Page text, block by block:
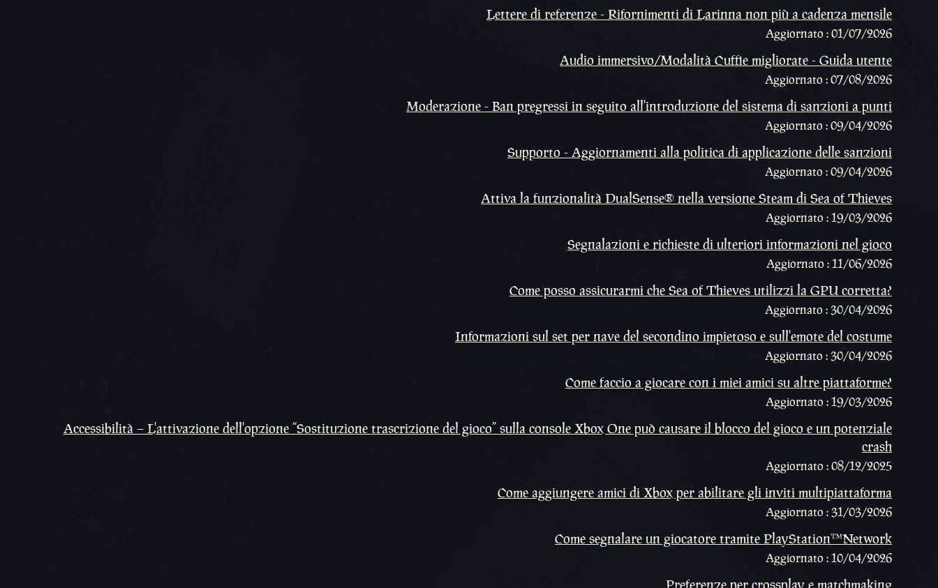
Lettere di referenze - Rifornimenti di Larinna non più a cadenza mensile
Aggiornato : 01/07/2026
Audio immersivo/Modalità Cuffie migliorate - Guida utente
Aggiornato : 07/08/2026
Moderazione - Ban pregressi in seguito all'introduzione del sistema di sanzioni a punti
Aggiornato : 09/04/2026
Supporto - Aggiornamenti alla politica di applicazione delle sanzioni
Aggiornato : 09/04/2026
Attiva la funzionalità DualSense® nella versione Steam di Sea of Thieves
Aggiornato : 19/03/2026
Segnalazioni e richieste di ulteriori informazioni nel gioco
Aggiornato : 11/06/2026
Come posso assicurarmi che Sea of Thieves utilizzi la GPU corretta?
Aggiornato : 30/04/2026
Informazioni sul set per nave del secondino impietoso e sull'emote del costume
Aggiornato : 30/04/2026
Come faccio a giocare con i miei amici su altre piattaforme?
Aggiornato : 19/03/2026
Accessibilità – L'attivazione dell'opzione “Sostituzione trascrizione del gioco” sulla console Xbox One può causare il blocco del gioco e un potenziale
crash
Aggiornato : 08/12/2025
Come aggiungere amici di Xbox per abilitare gli inviti multipiattaforma
Aggiornato : 31/03/2026
Come segnalare un giocatore tramite PlayStation™Network
Aggiornato : 10/04/2026